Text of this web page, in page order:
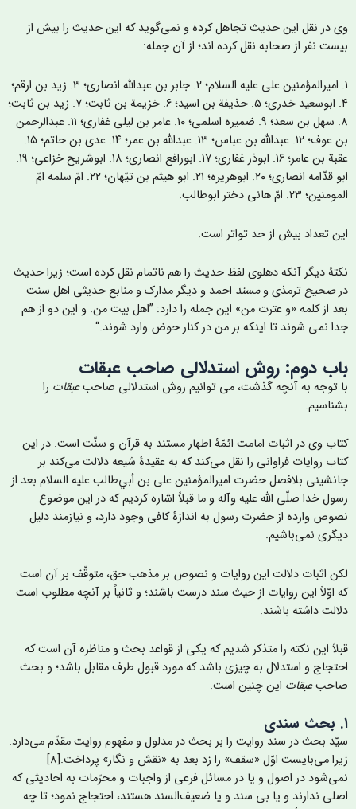
در نقل این حدیث تجاهل کرده و نمی‌گوید که این حدیث را بیش از
نفر از صحابه نقل کرده اند؛ از آن جمله:
۱. امیرالمؤمنین علی علیه السلام؛ ۲. جابر بن عبدالله انصاری؛ ٣. زید بن ارقم؛
۴. ابوسعید خدری؛ ۵. حذيفة بن اسید؛ ۶. خزيمة بن ثابت؛ ۷. زید بن ثابت؛
۸. سهل بن سعد؛ ۹. ضميره اسلمی؛ ۱۰. عامر بن ليلى غفاری؛ ۱۱. عبدالرحمن
بن عوف؛ ۱۲. عبدالله بن عباس؛ ۱۳. عبدالله بن عمر؛ ۱۴. عدی بن حاتم؛ ۱۵.
ابو قدّامه انصاری؛ ۲۰. ابوهریره؛ ۲۱. ابو هيثم بن تیّهان؛ ۲۲. امّ سلمه امّ
۲۳. امّ هانی دختر ابوطالب.
تعداد بیش از حد تواتر است.
دیگر آنکه دهلوی لفظ حدیث را هم ناتمام نقل کرده است؛ زیرا حدیث
صحیحترمذی و مسنداحمد و دیگر مدارک و منابع حدیثی اهل سنت
از کلمه «و عترت من» این جمله را دارد: ”اهل بیت من. و این دو از هم
نمی شوند تا اینکه بر من در کنار حوض وارد شوند.“
دوم: روش استدلالی صاحب عبقات
توجه به آنچه گذشت، می توانیم روش استدلالی صاحبعبقاترا
وی در اثبات امامت ائمّۀ اطهار مستند به قرآن و سنّت است. در این
روایات فراوانی را نقل می‌کند که به عقیدۀ شیعه دلالت می‌کند بر
بلافصل حضرت امیرالمؤمنین علی ‌بن‌ أبي‌‌طالب علیه السلام بعد از
خدا صلّی الله علیه وآله و ما قبلاً اشاره کردیم که در این موضوع
وارده از حضرت رسول به اندازۀ کافی وجود دارد، و نیازمند دلیل
نمی‌باشیم.
اثبات دلالت این روایات و نصوص بر مذهب حق، متوقّف بر آن است
اوّلاً این روایات از حیث سند درست باشند؛ و ثانياً بر آنچه مطلوب است
داشته باشند.
این نکته را متذکر شدیم که یکی از قواعد بحث و مناظره آن است که
و استدلال به چیزی باشد که مورد قبول طرف مقابل باشد؛ و بحث
عبقاتاین چنین است.
بحث در سند روایت را بر بحث در مدلول و مفهوم روایت مقدّم می‌دارد.
زیرا می‌بایست اوّل «سقف» را زد بعد به «نقش و نگار» پرداخت.[۸]
در اصول و یا در مسائل فرعی از واجبات و محرّمات به احادیثی که
ندارند و یا بی سند و یا ضعيف‌السند هستند، احتجاج نمود؛ تا چه